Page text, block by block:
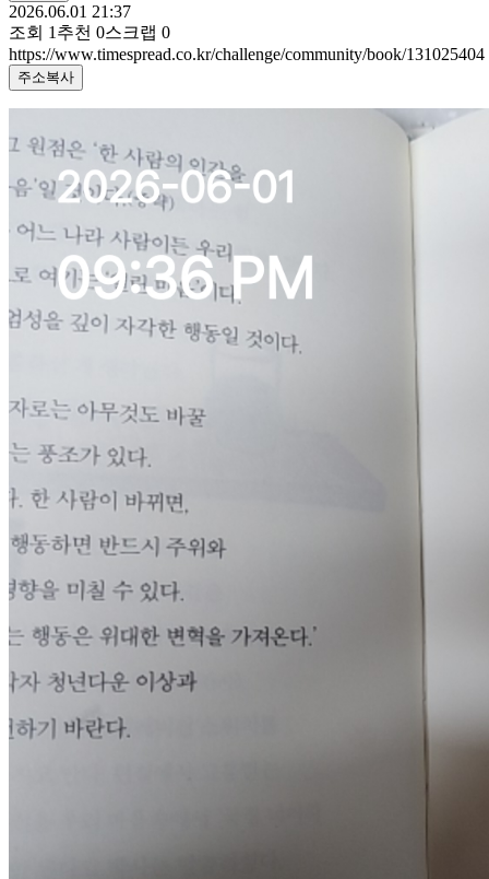
2026.06.01 21:37
조회 1 추천 0스크랩 0
https://www.timespread.co.kr/challenge/community/book/131025404
주소복사